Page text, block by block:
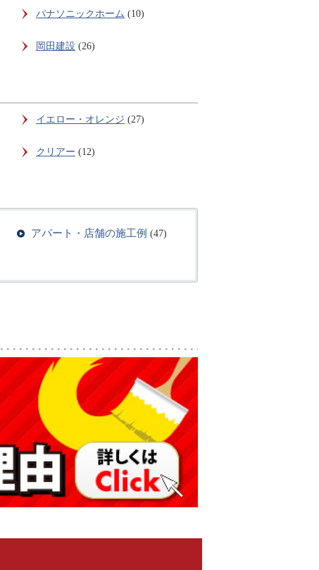
パナソニックホーム (10)
岡田建設 (26)
イエロー・オレンジ (27)
クリアー (12)
アパート・店舗の施工例 (47)